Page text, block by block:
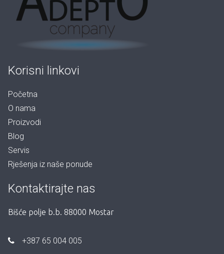
Korisni linkovi
Početna
O nama
Proizvodi
Blog
Servis
Rješenja iz naše ponude
Kontaktirajte nas
Bišće polje b.b. 88000 Mostar
+387 65 004 005